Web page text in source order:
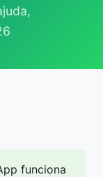
funciona